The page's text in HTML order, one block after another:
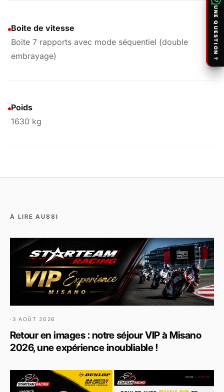
Boite de vitesse
Boite 7 rapports avec mode séquentiel (double
embrayage)
Poids
1630 kg
À LIRE AUSSI
· 3 AOÛT 2026
Retour en images : notre séjour VIP à Misano
2026, une expérience inoubliable !
UNE QUESTION ?